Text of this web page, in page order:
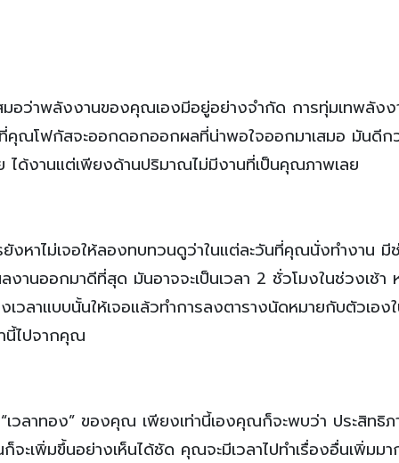
อว่าพลังงานของคุณเองมีอยู่อย่างจำกัด การทุ่มเทพลังง
คุณโฟกัสจะออกดอกออกผลที่น่าพอใจออกมาเสมอ มันดีก
ได้งานแต่เพียงด้านปริมาณไม่มีงานที่เป็นคุณภาพเลย
หาไม่เจอให้ลองทบทวนดูว่าในแต่ละวันที่คุณนั่งทำงาน มี
านออกมาดีที่สุด มันอาจจะเป็นเวลา 2 ชั่วโมงในช่วงเช้า
วลาแบบนั้นให้เจอแล้วทำการลงตารางนัดหมายกับตัวเอง
นี้ไปจากคุณ
วลาทอง” ของคุณ เพียงเท่านี้เองคุณก็จะพบว่า ประสิทธิ
ะเพิ่มขึ้นอย่างเห็นได้ชัด คุณจะมีเวลาไปทำเรื่องอื่นเพิ่มม